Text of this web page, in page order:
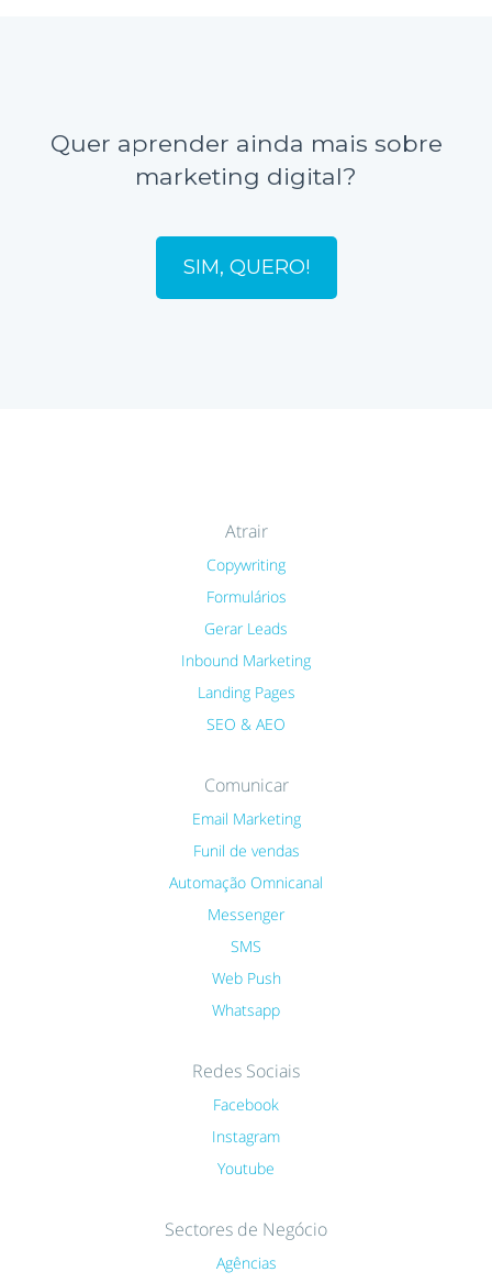
Quer aprender ainda mais sobre
marketing digital?
SIM, QUERO!
Atrair
Copywriting
Formulários
Gerar Leads
Inbound Marketing
Landing Pages
SEO & AEO
Comunicar
Email Marketing
Funil de vendas
Automação Omnicanal
Messenger
SMS
Web Push
Whatsapp
Redes Sociais
Facebook
Instagram
Youtube
Sectores de Negócio
Agências